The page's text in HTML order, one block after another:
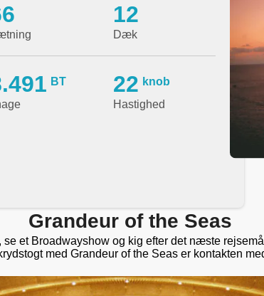
Dæk
12
BT
Hastighed
22 knob
Grandeur of the Seas
et Broadwayshow og kig efter det næste
med Grandeur of the Seas er kontakten